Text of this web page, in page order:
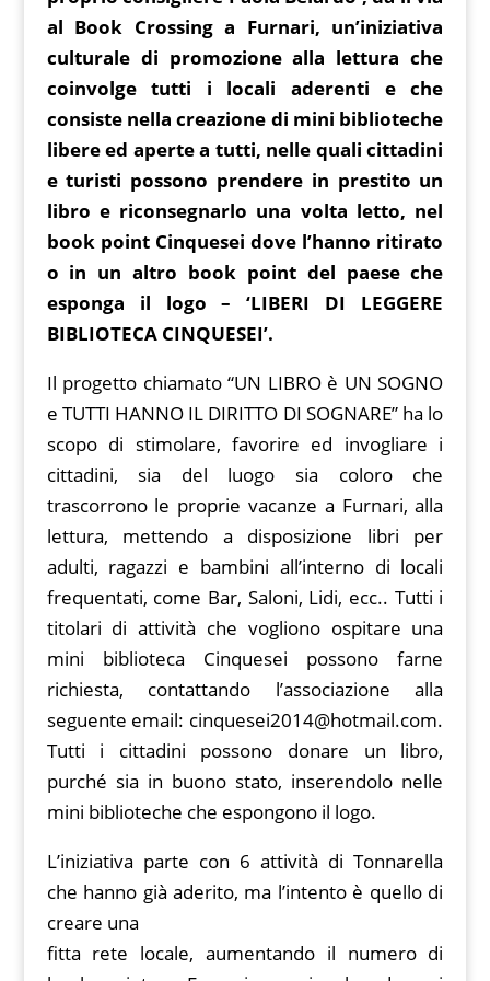
b
o
o
k
st t
s
A
p
p
g
er
y
Li
n
k
o
ar
d
l gr
a
m
al Book Crossing a Furnari, un’iniziativa
culturale di promozione alla lettura che
coinvolge tutti i locali aderenti e che
consiste nella creazione di mini biblioteche
libere ed aperte a tutti, nelle quali cittadini
e turisti possono prendere in prestito un
libro e riconsegnarlo una volta letto, nel
book point Cinquesei dove l’hanno ritirato
o in un altro book point del paese che
esponga il logo – ‘LIBERI DI LEGGERE
BIBLIOTECA CINQUESEI’.
Il progetto chiamato “UN LIBRO è UN SOGNO
e TUTTI HANNO IL DIRITTO DI SOGNARE” ha lo
scopo di stimolare, favorire ed invogliare i
cittadini, sia del luogo sia coloro che
trascorrono le proprie vacanze a Furnari, alla
lettura, mettendo a disposizione libri per
adulti, ragazzi e bambini all’interno di locali
frequentati, come Bar, Saloni, Lidi, ecc.. Tutti i
titolari di attività che vogliono ospitare una
mini biblioteca Cinquesei possono farne
richiesta, contattando l’associazione alla
seguente email: cinquesei2014@hotmail.com.
Tutti i cittadini possono donare un libro,
purché sia in buono stato, inserendolo nelle
mini biblioteche che espongono il logo.
L’iniziativa parte con 6 attività di Tonnarella
che hanno già aderito, ma l’intento è quello di
creare una
fitta rete locale, aumentando il numero di